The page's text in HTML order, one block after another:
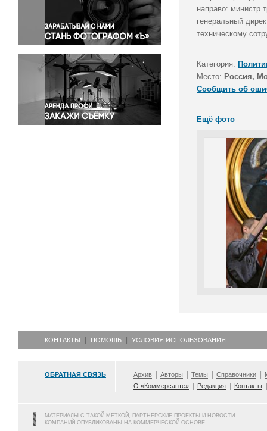
Правосудие
Происшествия и конфликты
Религия
Светская жизнь
Спорт
Экология
Экономика и бизнес
направо: министр
генеральный
техническому
Категория:
Место: Россия,
Сообщить об
Ещё фото
КОНТАКТЫ ПОМОЩЬ УСЛОВИЯ ИСПОЛЬЗОВАНИЯ
ОБРАТНАЯ СВЯЗЬ Архив Авторы Темы Справочники
О «Коммерсанте»
Редакция Контакты
МАТЕРИАЛЫ С ТАКОЙ МЕТКОЙ, ПАРТНЕРСКИЕ ПРОЕКТЫ И НОВОСТИ
КОМПАНИЙ ОПУБЛИКОВАНЫ НА КОММЕРЧЕСКОЙ ОСНОВЕ